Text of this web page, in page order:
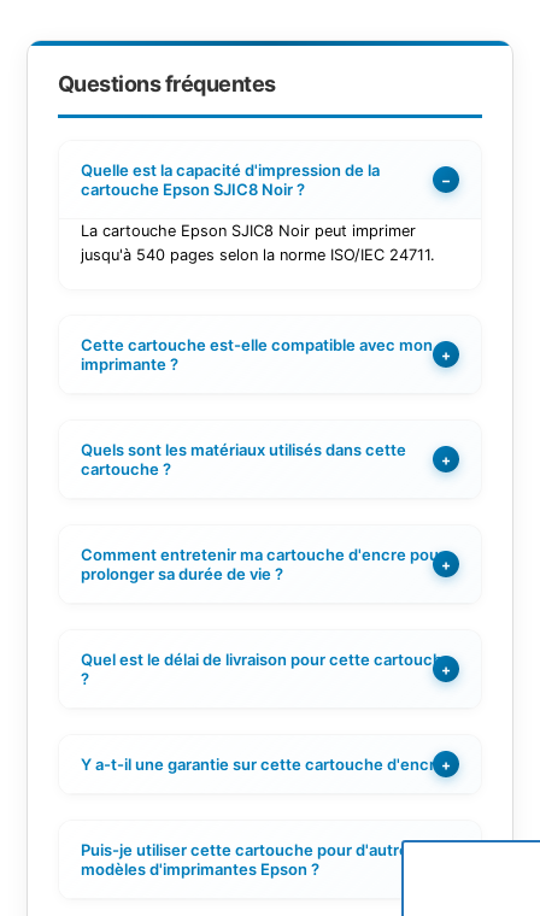
Questions fréquentes
Quelle est la capacité d'impression de la
cartouche Epson SJIC8 Noir ?
−
La cartouche Epson SJIC8 Noir peut imprimer
jusqu'à 540 pages selon la norme ISO/IEC 24711.
Cette cartouche est-elle compatible avec mon
imprimante ?
+
Quels sont les matériaux utilisés dans cette
cartouche ?
+
Comment entretenir ma cartouche d'encre pour
prolonger sa durée de vie ?
+
Quel est le délai de livraison pour cette cartouche
?
+
Y a-t-il une garantie sur cette cartouche d'encre ?
+
Puis-je utiliser cette cartouche pour d'autres
modèles d'imprimantes Epson ?